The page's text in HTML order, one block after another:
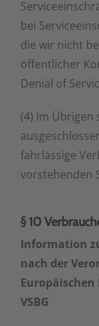
bei
die wir nicht
öffentlicher
Denial of
(4) Im Übrigen
fahrlässige
vorstehenden
§ 10
Information
nach der
VSBG